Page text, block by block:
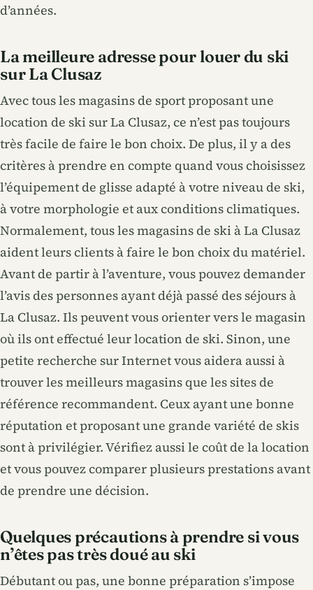
d’années.
La meilleure adresse pour louer du ski
sur La Clusaz
Avec tous les magasins de sport proposant une
location de ski sur La Clusaz, ce n’est pas toujours
très facile de faire le bon choix. De plus, il y a des
critères à prendre en compte quand vous choisissez
l’équipement de glisse adapté à votre niveau de ski,
à votre morphologie et aux conditions climatiques.
Normalement, tous les magasins de ski à La Clusaz
aident leurs clients à faire le bon choix du matériel.
Avant de partir à l’aventure, vous pouvez demander
l’avis des personnes ayant déjà passé des séjours à
La Clusaz. Ils peuvent vous orienter vers le magasin
où ils ont effectué leur location de ski. Sinon, une
petite recherche sur Internet vous aidera aussi à
trouver les meilleurs magasins que les sites de
référence recommandent. Ceux ayant une bonne
réputation et proposant une grande variété de skis
sont à privilégier. Vérifiez aussi le coût de la location
et vous pouvez comparer plusieurs prestations avant
de prendre une décision.
Quelques précautions à prendre si vous
n’êtes pas très doué au ski
Débutant ou pas, une bonne préparation s’impose